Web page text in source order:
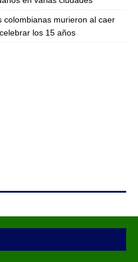
colombianas murieron al caer
los 15 años